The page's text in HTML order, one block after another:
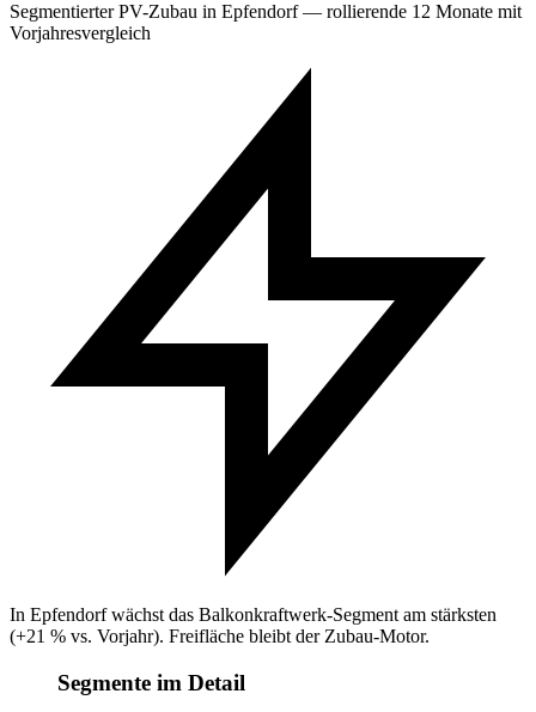
Segmentierter PV-Zubau in Epfendorf — rollierende 12 Monate mit
Vorjahresvergleich
In Epfendorf wächst das Balkonkraftwerk-Segment am stärksten
(+21 % vs. Vorjahr). Freifläche bleibt der Zubau-Motor.
Segmente im Detail